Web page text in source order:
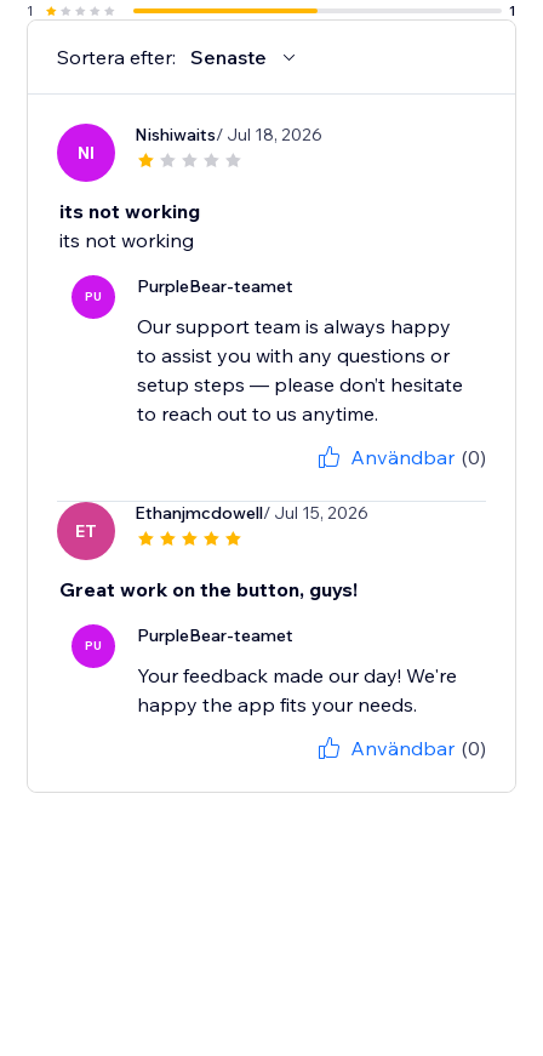
1
1
Sortera efter: Senaste
NI
Nishiwaits/ Jul 18, 2026
its not working
its not working
PU PurpleBear-teamet
Our support team is always happy
to assist you with any questions or
setup steps — please don’t hesitate
to reach out to us anytime.
Användbar (0)
ET
Ethanjmcdowell/ Jul 15, 2026
Great work on the button, guys!
PU PurpleBear-teamet
Your feedback made our day! We're
happy the app fits your needs.
Användbar (0)